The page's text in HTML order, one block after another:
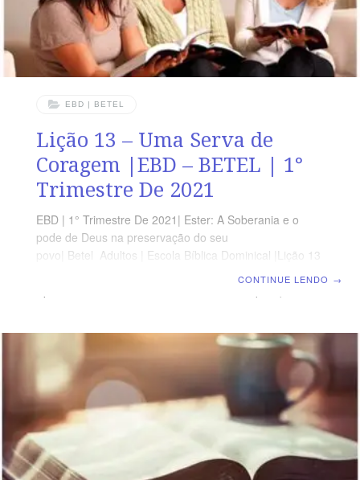
EBD | BETEL
Lição 13 – Uma Serva de
Coragem |EBD – BETEL | 1°
Trimestre De 2021
EBD | 1° Trimestre De 2021| Ester: A Soberania e o
pode de Deus na preservação do seu
povo| Betel Adultos | Escola Bíblica Dominical |Lição 13
disse Ester: Se bem parecer ao rei, venha o rei e Hamã
hoje ao banquete que lhe tenho preparado.” Ester 5.4
VERDADE APLICADA A vida de Ester nos ensina e nos
incentiva a
CONTINUE LENDO →